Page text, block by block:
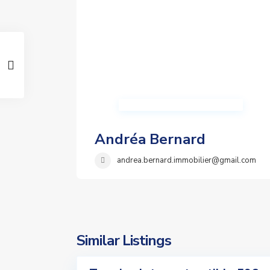
Andréa Bernard
andrea.bernard.immobilier@gmail.com
Similar Listings
1